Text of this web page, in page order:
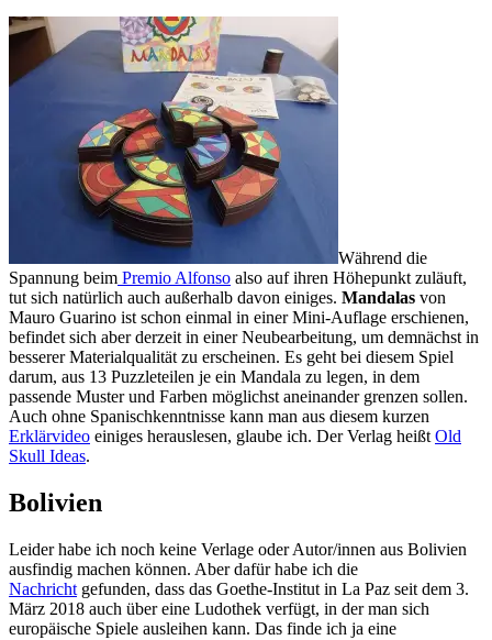
Während die
Spannung beim Premio Alfonso also auf ihren Höhepunkt zuläuft,
tut sich natürlich auch außerhalb davon einiges. Mandalas von
Mauro Guarino ist schon einmal in einer Mini-Auflage erschienen,
befindet sich aber derzeit in einer Neubearbeitung, um demnächst in
besserer Materialqualität zu erscheinen. Es geht bei diesem Spiel
darum, aus 13 Puzzleteilen je ein Mandala zu legen, in dem
passende Muster und Farben möglichst aneinander grenzen sollen.
Auch ohne Spanischkenntnisse kann man aus diesem kurzen
Erklärvideo einiges herauslesen, glaube ich. Der Verlag heißtOld
Skull Ideas.
Bolivien
Leider habe ich noch keine Verlage oder Autor/innen aus Bolivien
ausfindig machen können. Aber dafür habe ich die
Nachricht gefunden, dass das Goethe-Institut in La Paz seit dem 3.
März 2018 auch über eine Ludothek verfügt, in der man sich
europäische Spiele ausleihen kann. Das finde ich ja eine